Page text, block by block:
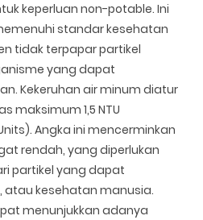
keperluan non-potable. Ini
standar kesehatan
tidak terpapar partikel
yang dapat
Kekeruhan air minum diatur
maksimum 1,5 NTU
Angka ini mencerminkan
rendah, yang diperlukan
partikel yang dapat
atau kesehatan manusia.
menunjukkan adanya